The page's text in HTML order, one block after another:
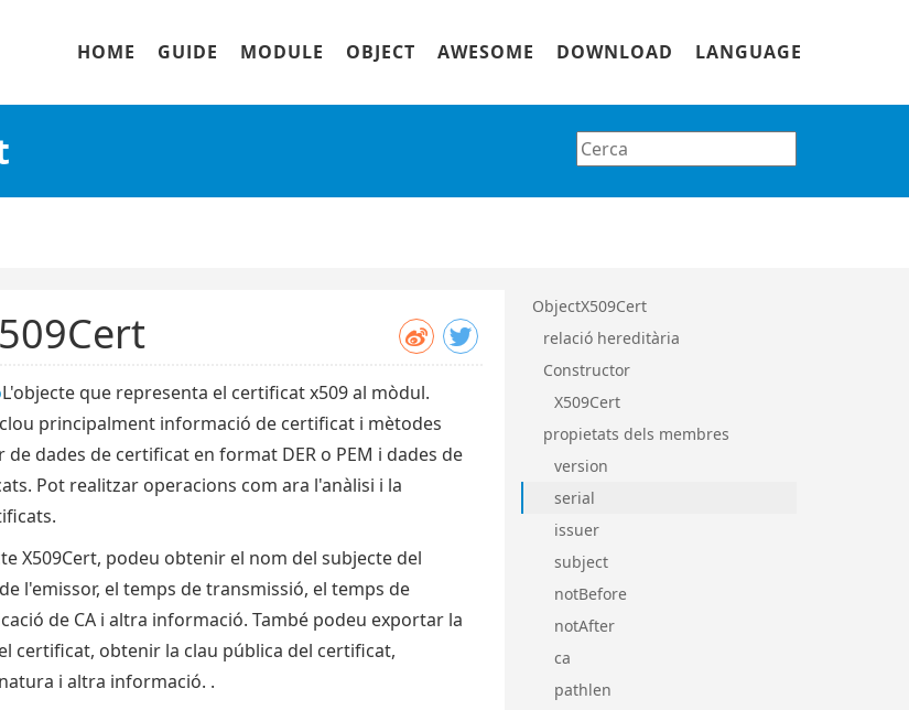
HOME GUIDE MODULE OBJECT AWESOME DOWNLOAD LANGUAGE
L'objecte que representa el certificat x509 al mòdul.
principalment informació de certificat i mètodes
dades de certificat en format DER o PEM i dades de
Pot realitzar operacions com ara l'anàlisi i la
X509Cert, podeu obtenir el nom del subjecte del
l'emissor, el temps de transmissió, el temps de
de CA i altra informació. També podeu exportar la
certificat, obtenir la clau pública del certificat,
i altra informació. .
ObjectX509Cert
relació hereditària
Constructor
X509Cert
propietats dels membres
version
serial
issuer
subject
notBefore
notAfter
ca
pathlen